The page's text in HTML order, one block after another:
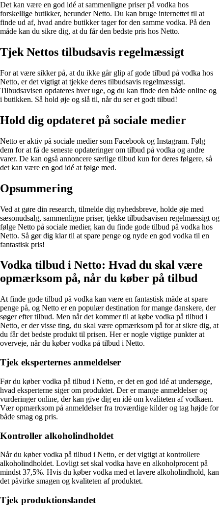
Det kan være en god idé at sammenligne priser på vodka hos
forskellige butikker, herunder Netto. Du kan bruge internettet til at
finde ud af, hvad andre butikker tager for den samme vodka. På den
måde kan du sikre dig, at du får den bedste pris hos Netto.
Tjek Nettos tilbudsavis regelmæssigt
For at være sikker på, at du ikke går glip af gode tilbud på vodka hos
Netto, er det vigtigt at tjekke deres tilbudsavis regelmæssigt.
Tilbudsavisen opdateres hver uge, og du kan finde den både online og
i butikken. Så hold øje og slå til, når du ser et godt tilbud!
Hold dig opdateret på sociale medier
Netto er aktiv på sociale medier som Facebook og Instagram. Følg
dem for at få de seneste opdateringer om tilbud på vodka og andre
varer. De kan også annoncere særlige tilbud kun for deres følgere, så
det kan være en god idé at følge med.
Opsummering
Ved at gøre din research, tilmelde dig nyhedsbreve, holde øje med
sæsonudsalg, sammenligne priser, tjekke tilbudsavisen regelmæssigt og
følge Netto på sociale medier, kan du finde gode tilbud på vodka hos
Netto. Så gør dig klar til at spare penge og nyde en god vodka til en
fantastisk pris!
Vodka tilbud i Netto: Hvad du skal være
opmærksom på, når du køber på tilbud
At finde gode tilbud på vodka kan være en fantastisk måde at spare
penge på, og Netto er en populær destination for mange danskere, der
søger efter tilbud. Men når det kommer til at købe vodka på tilbud i
Netto, er der visse ting, du skal være opmærksom på for at sikre dig, at
du får det bedste produkt til prisen. Her er nogle vigtige punkter at
overveje, når du køber vodka på tilbud i Netto.
Tjek eksperternes anmeldelser
Før du køber vodka på tilbud i Netto, er det en god idé at undersøge,
hvad eksperterne siger om produktet. Der er mange anmeldelser og
vurderinger online, der kan give dig en idé om kvaliteten af vodkaen.
Vær opmærksom på anmeldelser fra troværdige kilder og tag højde for
både smag og pris.
Kontroller alkoholindholdet
Når du køber vodka på tilbud i Netto, er det vigtigt at kontrollere
alkoholindholdet. Lovligt set skal vodka have en alkoholprocent på
mindst 37,5%. Hvis du køber vodka med et lavere alkoholindhold, kan
det påvirke smagen og kvaliteten af produktet.
Tjek produktionslandet